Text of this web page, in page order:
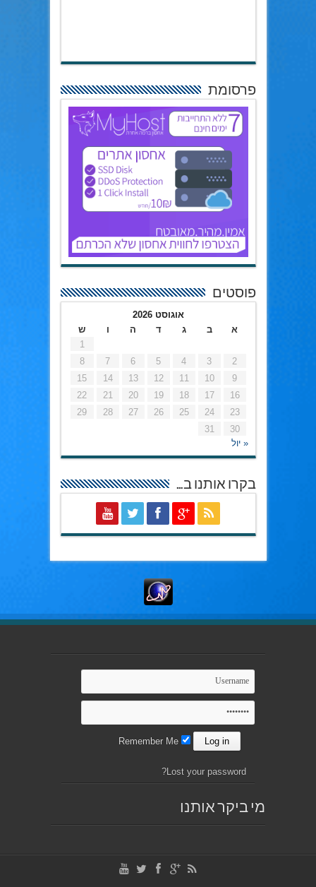
פרסומת
פוסטים
אוגוסט 2026
א
ב ג ד ה ו
ש
1
2
3
4
5
6
7
8
9
10
11
12
13
14
15
16
17
18
19
20
21
22
23
24
25
26
27
28
29
30
31
« יול
בקרו אותנו ב…
Lost your password?
מי ביקר אותנו